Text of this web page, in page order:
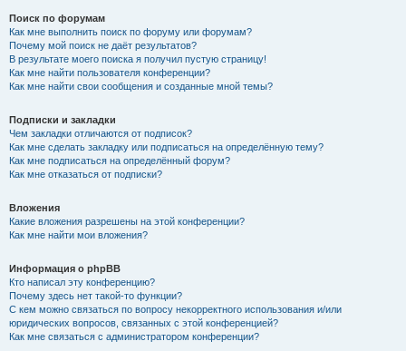
Поиск по форумам
Как мне выполнить поиск по форуму или форумам?
Почему мой поиск не даёт результатов?
В результате моего поиска я получил пустую страницу!
Как мне найти пользователя конференции?
Как мне найти свои сообщения и созданные мной темы?
Подписки и закладки
Чем закладки отличаются от подписок?
Как мне сделать закладку или подписаться на определённую тему?
Как мне подписаться на определённый форум?
Как мне отказаться от подписки?
Вложения
Какие вложения разрешены на этой конференции?
Как мне найти мои вложения?
Информация о phpBB
Кто написал эту конференцию?
Почему здесь нет такой-то функции?
С кем можно связаться по вопросу некорректного использования и/или
юридических вопросов, связанных с этой конференцией?
Как мне связаться с администратором конференции?